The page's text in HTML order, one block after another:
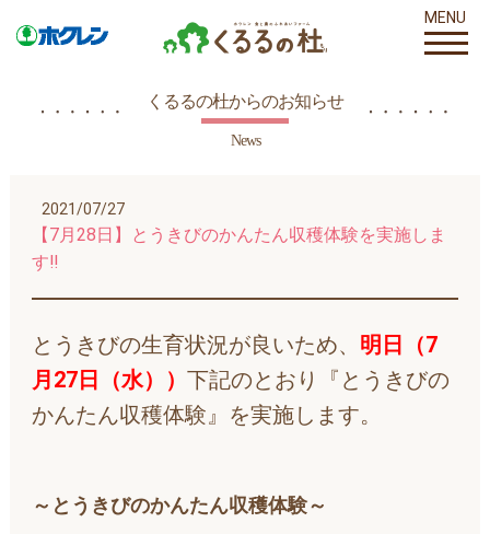
MENU
くるるの杜からのお知らせ
News
2021/07/27
【7月28日】とうきびのかんたん収穫体験を実施しま
す‼
とうきびの生育状況が良いため、 明日（7
月27日（水）） 下記のとおり『とうきびの
かんたん収穫体験』を実施します。
～とうきびのかんたん収穫体験～